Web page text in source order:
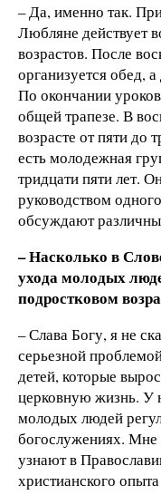
– Да, именно так.
Любляне действует
возрастов. После
организуется обед,
По окончании
общей трапезе. В
возрасте от пяти до
есть молодежная
тридцати пяти лет.
руководством
обсуждают
– Насколько в
ухода молодых
подростковом
– Слава Богу, я не
серьезной
детей, которые
церковную жизнь. У
молодых людей
богослужениях.
узнают в
христианского